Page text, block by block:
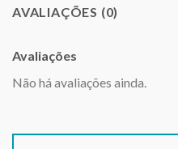
AVALIAÇÕES (0)
Avaliações
Não há avaliações ainda.